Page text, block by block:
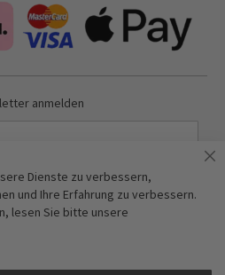
anmelden
Dienste zu verbessern,
und Ihre Erfahrung zu verbessern.
lesen Sie bitte unsere